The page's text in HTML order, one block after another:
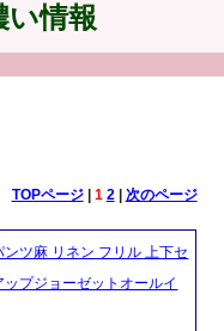
い情報
TOPページ| 1 2| 次のページ
ツ麻 リネン フリル 上下セ
プジョーゼットオールイ